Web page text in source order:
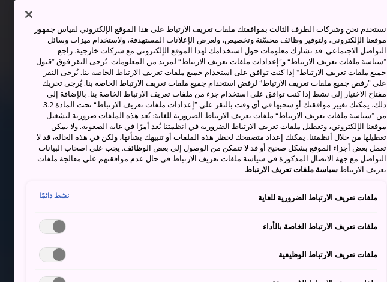
نستخدم نحن وشركات الطرف الثالث بموافقتك ملفات تعريف الارتباط على هذا الموقع الإلكتروني لقياس جمهور
موقعنا الإلكتروني، ولتوفير وظائف محسّنة وتخصيص، ولعرض الإعلانات المستهدفة، ولاستخدام ميزات وسائل
التواصل الاجتماعي. قد نشارك معلومات حول استخدامك لهذا الموقع الإلكتروني مع شركات خارجية. راجع
”سياسة ملفات تعريف الارتباط“ و”إعدادات ملفات تعريف الارتباط“ لمزيد من المعلومات. يُرجى النقر فوق ”قبول
جميع ملفات تعريف الارتباط“ إذا كنت توافق على استخدام جميع ملفات تعريف الارتباط الخاصة بنا. يُرجى النقر
على ”رفض جميع ملفات تعريف الارتباط“ لرفض استخدام جميع ملفات تعريف الارتباط الخاصة بنا. يُرجى تحريك
مفتاح الاختيار إلى نشط إذا كنت توافق على استخدام جزء من ملفات تعريف الارتباط الخاصة بنا. بالإضافة إلى
ذلك، يمكنك تغيير موافقتك أو سحبها في أي وقت بالنقر على ”إعدادات ملفات تعريف الارتباط“ تحت المادة 3.2
من ”سياسة ملفات تعريف الارتباط“ ملفات تعريف الارتباط الضرورية للغاية: تُعد هذه الملفات ضرورية لتشغيل
موقعنا الإلكتروني، وتعطيل ملفات تعريف الارتباط الضرورية في انظمتنا يُعد أمرًا في غاية الصعوبة. ولا يمكن
تعطيلها من خلال أنظمتنا. يمكنك إعداد متصفحك لحظر هذه الملفات أو تنبيهك بشأنها، ولكن في هذه الحالة، قد لا
تعمل بعض أجزاء الموقع بشكل صحيح أو قد لا تتمكن من الوصول إلى بعض الوظائف. يجب على اصحاب البيانات
التواصل مع جهة الاتصال المذكورة في سياسة ملفات تعريف الارتباط في حال عدم موافقتهم على معالجة ملفات
تعريف الارتباط سياسة ملفات تعريف الارتباط
ملفات تعريف الارتباط الضرورية للغاية نشط دائمًا
ملفات تعريف الارتباط الخاصة بالأداء
ملفات تعريف الارتباط الوظيفية